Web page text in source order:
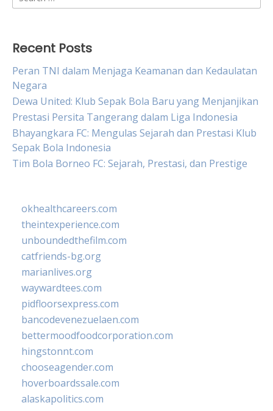
for:
Recent Posts
Peran TNI dalam Menjaga Keamanan dan Kedaulatan
Negara
Dewa United: Klub Sepak Bola Baru yang Menjanjikan
Prestasi Persita Tangerang dalam Liga Indonesia
Bhayangkara FC: Mengulas Sejarah dan Prestasi Klub
Sepak Bola Indonesia
Tim Bola Borneo FC: Sejarah, Prestasi, dan Prestige
okhealthcareers.com
theintexperience.com
unboundedthefilm.com
catfriends-bg.org
marianlives.org
waywardtees.com
pidfloorsexpress.com
bancodevenezuelaen.com
bettermoodfoodcorporation.com
hingstonnt.com
chooseagender.com
hoverboardssale.com
alaskapolitics.com